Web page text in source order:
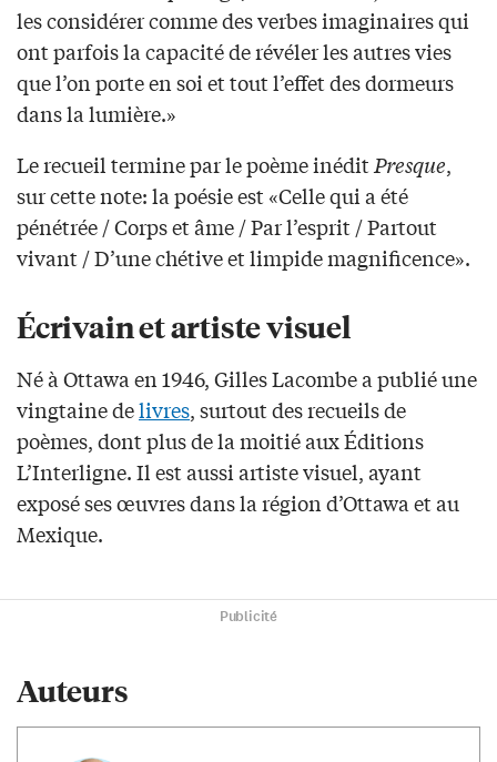
les considérer comme des verbes imaginaires qui
ont parfois la capacité de révéler les autres vies
que l’on porte en soi et tout l’effet des dormeurs
dans la lumière.»
Le recueil termine par le poème inéditPresque,
sur cette note: la poésie est «Celle qui a été
pénétrée / Corps et âme / Par l’esprit / Partout
vivant / D’une chétive et limpide magnificence».
Écrivain et artiste visuel
Né à Ottawa en 1946, Gilles Lacombe a publié une
vingtaine delivres, surtout des recueils de
poèmes, dont plus de la moitié aux Éditions
L’Interligne. Il est aussi artiste visuel, ayant
exposé ses œuvres dans la région d’Ottawa et au
Mexique.
Publicité
Auteurs